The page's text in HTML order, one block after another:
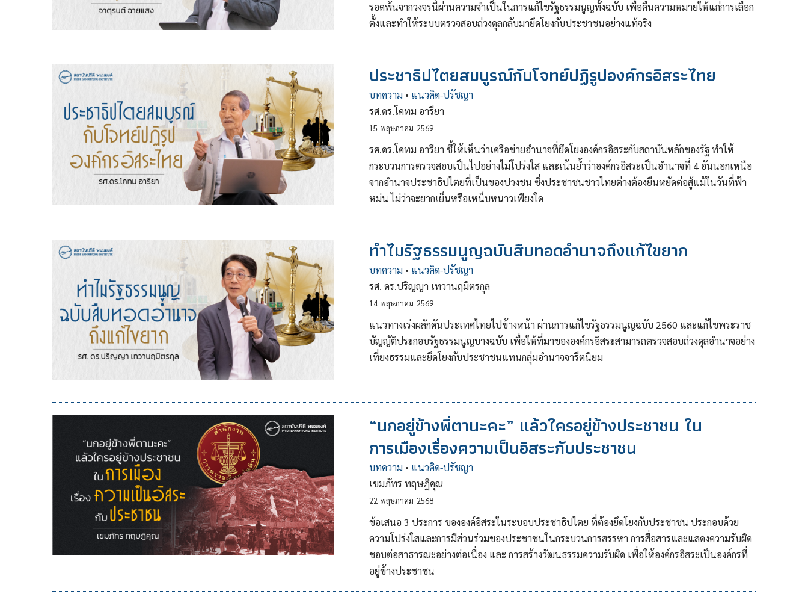
รอดพ้นจากวงจรนี้ผ่านความจำเป็นในการแก้ไขรัฐธรรมนูญทั้งฉบับ เพื่อคืนความหมายให้แก่การเลือก
ตั้งและทำให้ระบบตรวจสอบถ่วงดุลกลับมายึดโยงกับประชาชนอย่างแท้จริง
ประชาธิปไตยสมบูรณ์กับโจทย์ปฏิรูปองค์กรอิสระไทย
บทความ • แนวคิด-ปรัชญา
รศ.ดร.โคทม อารียา
15 พฤษภาคม 2569
รศ.ดร.โคทม อารียา ชี้ให้เห็นว่าเครือข่ายอำนาจที่ยึดโยงองค์กรอิสระกับสถาบันหลักของรัฐ ทำให้
กระบวนการตรวจสอบเป็นไปอย่างไม่โปร่งใส และเน้นย้ำว่าองค์กรอิสระเป็นอำนาจที่ 4 อันนอกเหนือ
จากอำนาจประชาธิปไตยที่เป็นของปวงชน ซึ่งประชาชนชาวไทยต่างต้องยืนหยัดต่อสู้แม้ในวันที่ฟ้า
หม่น ไม่ว่าจะยากเย็นหรือเหน็บหนาวเพียงใด
ทำไมรัฐธรรมนูญฉบับสืบทอดอำนาจถึงแก้ไขยาก
บทความ • แนวคิด-ปรัชญา
รศ. ดร.ปริญญา เทวานฤมิตรกุล
14 พฤษภาคม 2569
แนวทางเร่งผลักดันประเทศไทยไปข้างหน้า ผ่านการแก้ไขรัฐธรรมนูญฉบับ 2560 และแก้ไขพระราช
บัญญัติประกอบรัฐธรรมนูญบางฉบับ เพื่อให้ที่มาขององค์กรอิสระสามารถตรวจสอบถ่วงดุลอำนาจอย่าง
เที่ยงธรรมและยึดโยงกับประชาชนแทนกลุ่มอำนาจจารีตนิยม
“นกอยู่ข้างพี่ตานะคะ” แล้วใครอยู่ข้างประชาชน ใน
การเมืองเรื่องความเป็นอิสระกับประชาชน
บทความ • แนวคิด-ปรัชญา
เขมภัทร ทฤษฎิคุณ
22 พฤษภาคม 2568
ข้อเสนอ 3 ประการ ขององค์อิสระในระบอบประชาธิปไตย ที่ต้องยึดโยงกับประชาชน ประกอบด้วย
ความโปร่งใสและการมีส่วนร่วมของประชาชนในกระบวนการสรรหา การสื่อสารและแสดงความรับผิด
ชอบต่อสาธารณะอย่างต่อเนื่อง และ การสร้างวัฒนธรรมความรับผิด เพื่อให้องค์กรอิสระเป็นองค์กรที่
อยู่ข้างประชาชน